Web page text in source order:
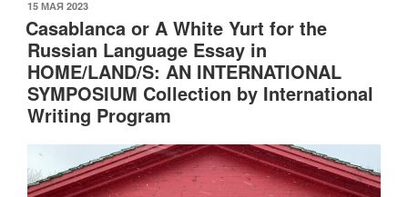
ОПУБЛИКОВАНО
15 МАЯ 2023
Casablanca or A White Yurt for the
Russian Language Essay in
HOME/LAND/S: AN INTERNATIONAL
SYMPOSIUM Collection by International
Writing Program